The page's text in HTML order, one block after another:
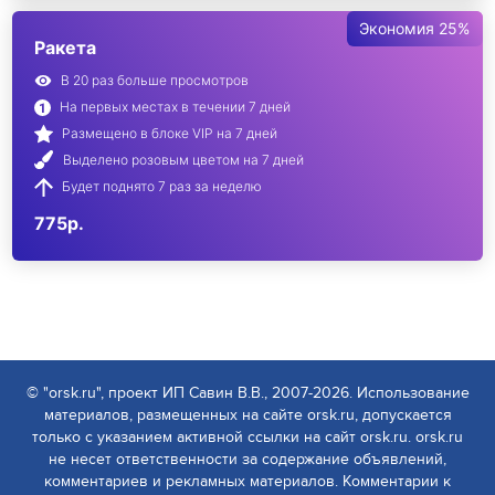
Экономия 25%
Ракета
В 20 раз больше просмотров
На первых местах в течении 7 дней
Размещено в блоке VIP на 7 дней
Выделено розовым цветом на 7 дней
Будет поднято 7 раз за неделю
775р.
© "orsk.ru", проект ИП Савин В.В., 2007-2026. Использование
материалов, размещенных на сайте orsk.ru, допускается
только с указанием активной ссылки на сайт orsk.ru. orsk.ru
не несет ответственности за содержание объявлений,
комментариев и рекламных материалов. Комментарии к